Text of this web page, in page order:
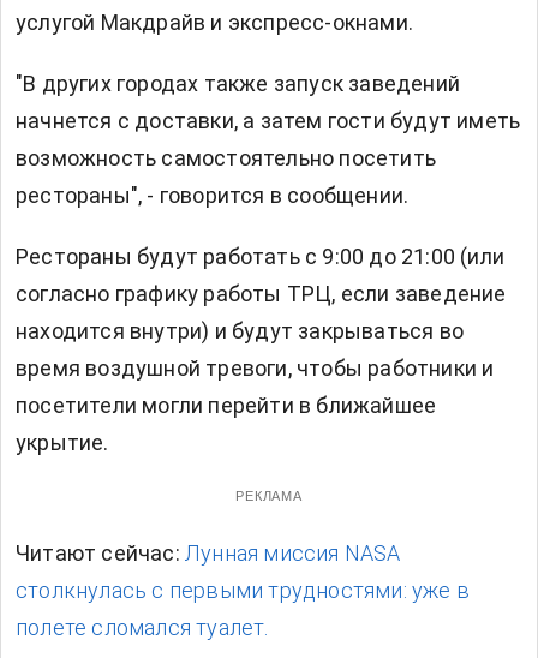
услугой Макдрайв и экспресс-окнами.
"В других городах также запуск заведений
начнется с доставки, а затем гости будут иметь
возможность самостоятельно посетить
рестораны", - говорится в сообщении.
Рестораны будут работать с 9:00 до 21:00 (или
согласно графику работы ТРЦ, если заведение
находится внутри) и будут закрываться во
время воздушной тревоги, чтобы работники и
посетители могли перейти в ближайшее
укрытие.
РЕКЛАМА
Читают сейчас: Лунная миссия NASA
столкнулась с первыми трудностями: уже в
полете сломался туалет.